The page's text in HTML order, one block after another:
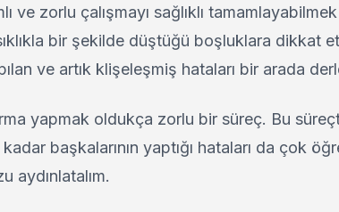
ve zorlu çalışmayı sağlıklı
bir şekilde düştüğü boşluklara dikkat
ve artık klişeleşmiş hataları bir arada
yapmak oldukça zorlu bir süreç. Bu
başkalarının yaptığı hataları da çok
aydınlatalım.